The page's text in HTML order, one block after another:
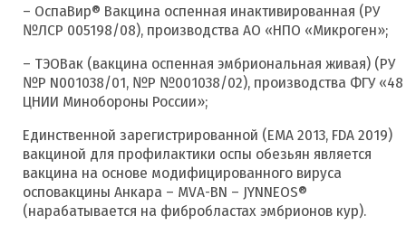
– ОспаВир® Вакцина оспенная инактивированная (РУ
№ЛСР 005198/08), производства АО «НПО «Микроген»;
– ТЭОВак (вакцина оспенная эмбриональная живая) (РУ
№Р N001038/01, №Р №001038/02), производства ФГУ «48
ЦНИИ Минобороны России»;
Единственной зарегистрированной (ЕМА 2013, FDA 2019)
вакциной для профилактики оспы обезьян является
вакцина на основе модифицированного вируса
осповакцины Анкара – MVA-BN – JYNNEOS®
(нарабатывается на фибробластах эмбрионов кур).